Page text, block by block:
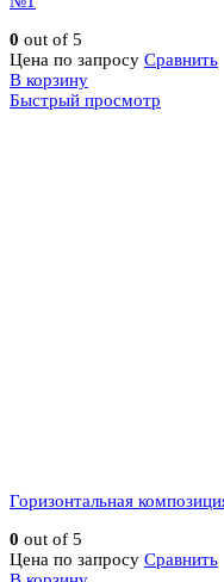
0 out of 5
Цена по запросу Сравнить
В корзину
Быстрый просмотр
Горизонтальная
0 out of 5
Цена по запросу Сравнить